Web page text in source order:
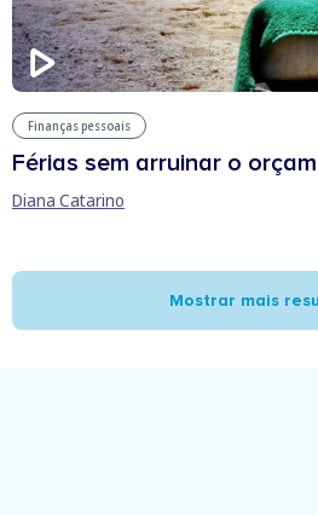
Finanças pessoais
Férias sem arruinar o
Diana Catarino
Mostrar mais